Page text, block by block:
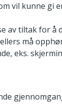
vil kunne gi
av tiltak for å
må
eks.